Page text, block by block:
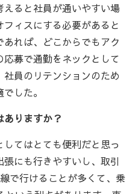
ると社員が通いやすい場
ィスにする必要があると
れば、どこからでもアク
募で通勤をネックとして
員のリテンションのため
した。
りますか？
てはとても便利だと思っ
にも行きやすいし、取引
で行けることが多くて、乗